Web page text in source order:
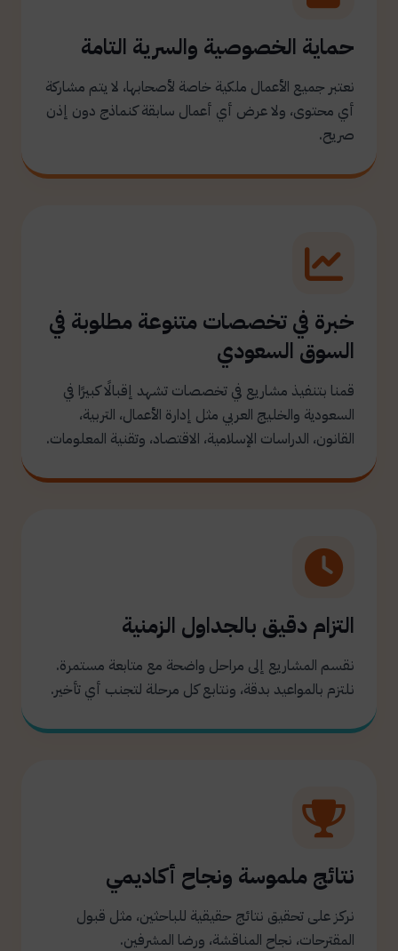
حماية الخصوصية والسرية التامة
نعتبر جميع الأعمال ملكية خاصة لأصحابها، لا يتم مشاركة
أي محتوى، ولا عرض أي أعمال سابقة كنماذج دون إذن
صريح.
خبرة في تخصصات متنوعة مطلوبة في
السوق السعودي
قمنا بتنفيذ مشاريع في تخصصات تشهد إقبالًا كبيرًا في
السعودية والخليج العربي مثل إدارة الأعمال، التربية،
القانون، الدراسات الإسلامية، الاقتصاد، وتقنية المعلومات.
التزام دقيق بالجداول الزمنية
نقسم المشاريع إلى مراحل واضحة مع متابعة مستمرة.
نلتزم بالمواعيد بدقة، ونتابع كل مرحلة لتجنب أي تأخير.
نتائج ملموسة ونجاح أكاديمي
نركز على تحقيق نتائج حقيقية للباحثين، مثل قبول
المقترحات، نجاح المناقشة، ورضا المشرفين.